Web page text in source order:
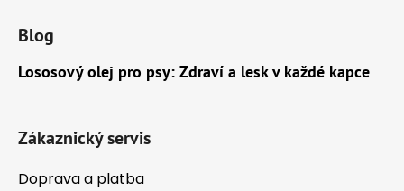
Blog
Lososový olej pro psy: Zdraví a lesk v každé kapce
Zákaznický servis
Doprava a platba